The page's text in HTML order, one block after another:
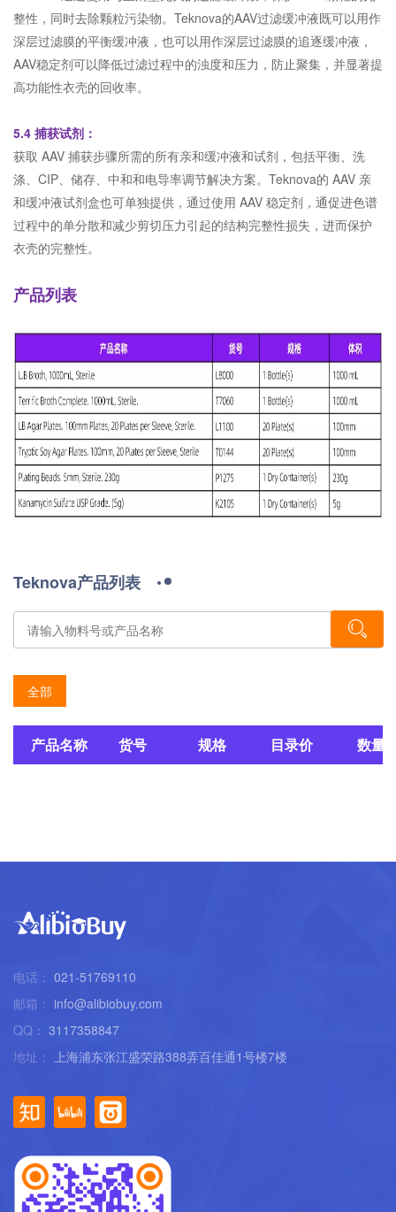
整性，同时去除颗粒污染物。Teknova的AAV过滤缓冲液既可以用作
深层过滤膜的平衡缓冲液，也可以用作深层过滤膜的追逐缓冲液，
AAV稳定剂可以降低过滤过程中的浊度和压力，防止聚集，并显著提
高功能性衣壳的回收率。
5.4 捕获试剂：
获取 AAV 捕获步骤所需的所有亲和缓冲液和试剂，包括平衡、洗
涤、CIP、储存、中和和电导率调节解决方案。Teknova的 AAV 亲
和缓冲液试剂盒也可单独提供，通过使用 AAV 稳定剂，通促进色谱
过程中的单分散和减少剪切压力引起的结构完整性损失，进而保护
衣壳的完整性。
产品列表
Teknova产品列表
全部
产品名称 货号 规格 目录价 数量
电话： 021-51769110
邮箱： info@alibiobuy.com
QQ： 3117358847
地址：
上海浦东张江盛荣路388弄百佳通1号楼7楼